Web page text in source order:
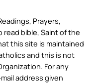
Prayers,
read bible, Saint of the
this site is maintained
and this is not
For any
address given